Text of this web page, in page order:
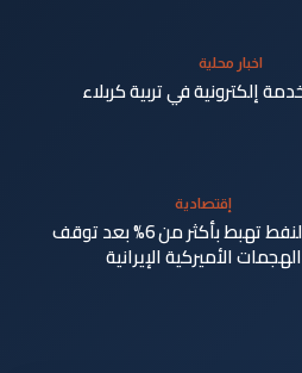
اخبار محلية
إقتصادية
أسعار النفط تهبط بأكثر من 6% بعد توقف
الهجمات الأميركية الإيرانية